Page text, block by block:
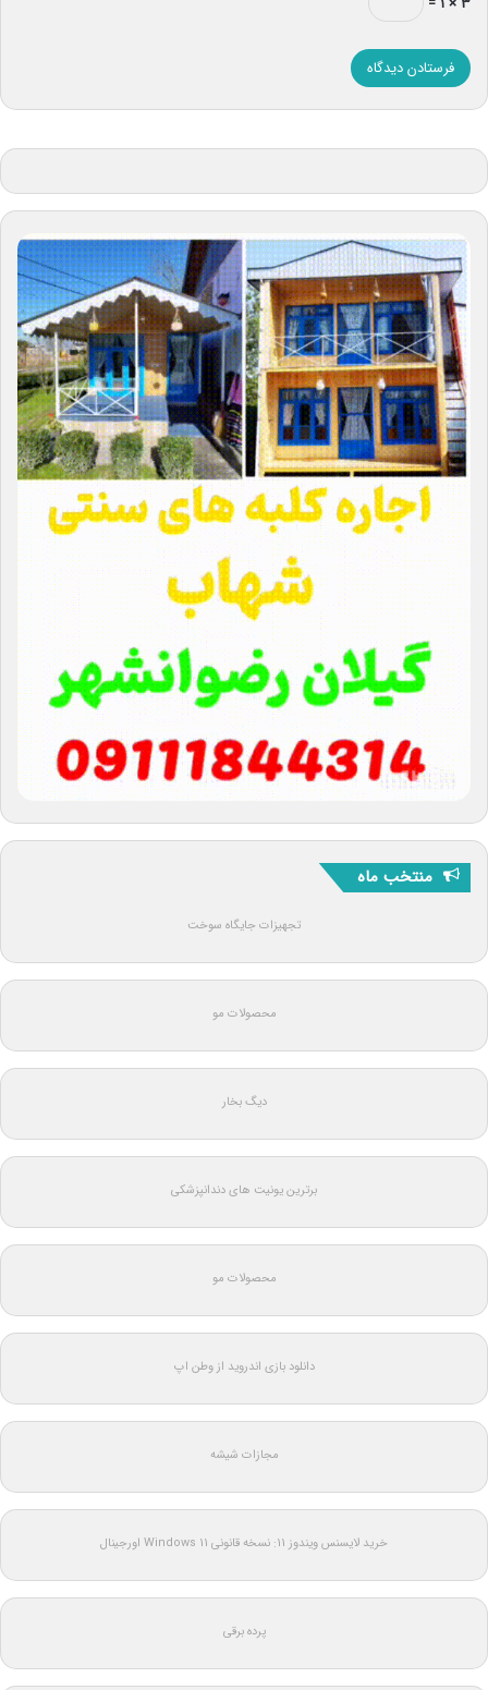
منتخب ماه
تجهیزات جایگاه سوخت
محصولات مو
دیگ بخار
برترین یونیت های دندانپزشکی
محصولات مو
دانلود بازی اندروید از وطن اپ
مجازات شیشه
خرید لایسنس ویندوز 11: نسخه قانونی Windows 11 اورجینال
پرده برقی